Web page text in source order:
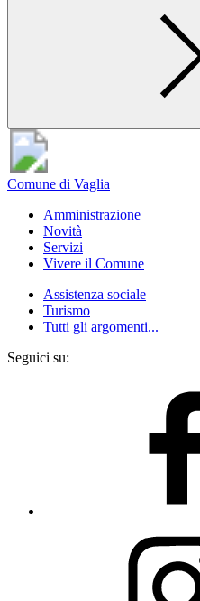
Comune di Vaglia
Amministrazione
Novità
Servizi
Vivere il Comune
Assistenza sociale
Turismo
Tutti gli argomenti...
Seguici su: